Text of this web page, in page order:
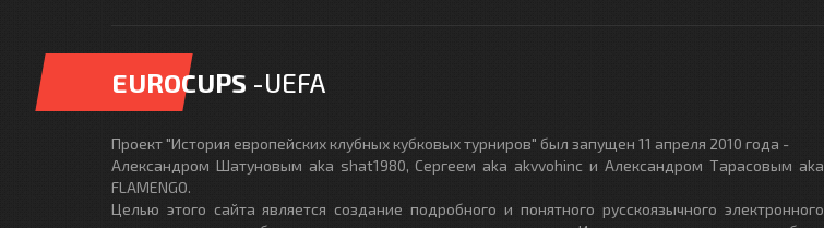
EUROCUPS -UEFA
Проект "История европейских клубных кубковых турниров" был запущен 11 апреля 2010 года -
Александром Шатуновым aka shat1980, Сергеем aka akvvohinc и Александром Тарасовым aka
FLAMENGO.
Целью этого сайта является создание подробного и понятного русскоязычного электронного